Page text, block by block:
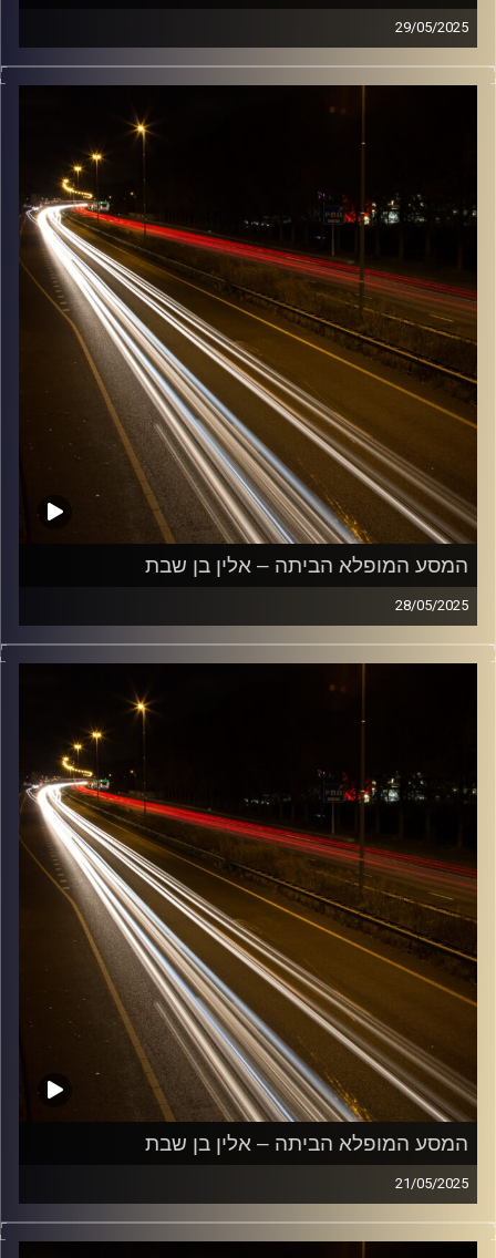
29/05/2025
מוזיקה שתלווה אותנו אחרי יום עבודה ארוך ותחזיר אותנו
הביתה בשלום עם גלי ירון
קרדיט תמונות:
המסע המופלא הביתה – אלין בן שבת
28/05/2025
מוזיקה שתלווה אותנו אחרי יום עבודה ארוך ותחזיר אותנו
הביתה בשלום עם אלין בן שבת
קרדיט תמונות:
המסע המופלא הביתה – אלין בן שבת
21/05/2025
מוזיקה שתלווה אותנו אחרי יום עבודה ארוך ותחזיר אותנו
הביתה בשלום עם אלין בן שבת